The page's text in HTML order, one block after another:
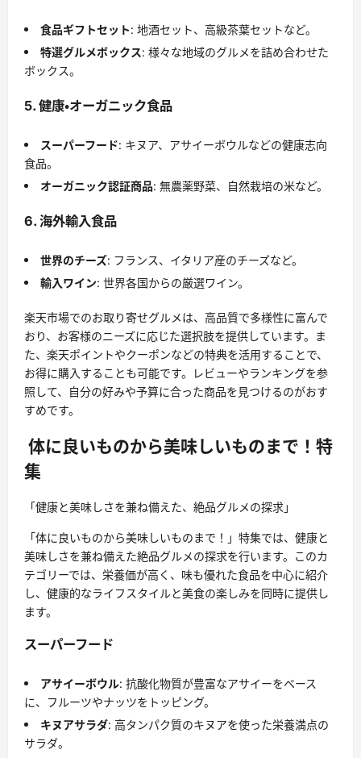
食品ギフトセット: 地酒セット、高級茶葉セットなど。
特選グルメボックス: 様々な地域のグルメを詰め合わせた
ボックス。
5. 健康・オーガニック食品
スーパーフード: キヌア、アサイーボウルなどの健康志向
食品。
オーガニック認証商品: 無農薬野菜、自然栽培の米など。
6. 海外輸入食品
世界のチーズ: フランス、イタリア産のチーズなど。
輸入ワイン: 世界各国からの厳選ワイン。
楽天市場でのお取り寄せグルメは、高品質で多様性に富んで
おり、お客様のニーズに応じた選択肢を提供しています。ま
た、楽天ポイントやクーポンなどの特典を活用することで、
お得に購入することも可能です。レビューやランキングを参
照して、自分の好みや予算に合った商品を見つけるのがおす
すめです。
体に良いものから美味しいものまで！特
集
「健康と美味しさを兼ね備えた、絶品グルメの探求」
「体に良いものから美味しいものまで！」特集では、健康と
美味しさを兼ね備えた絶品グルメの探求を行います。このカ
テゴリーでは、栄養価が高く、味も優れた食品を中心に紹介
し、健康的なライフスタイルと美食の楽しみを同時に提供し
ます。
スーパーフード
アサイーボウル: 抗酸化物質が豊富なアサイーをベース
に、フルーツやナッツをトッピング。
キヌアサラダ: 高タンパク質のキヌアを使った栄養満点の
サラダ。